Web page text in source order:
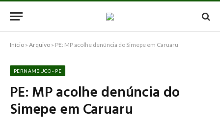
Início » Arquivo » PE: MP acolhe denúncia do Simepe em Caruaru
PERNAMBUCO - PE
PE: MP acolhe denúncia do
Simepe em Caruaru